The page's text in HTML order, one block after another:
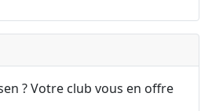
? Votre club vous en offre